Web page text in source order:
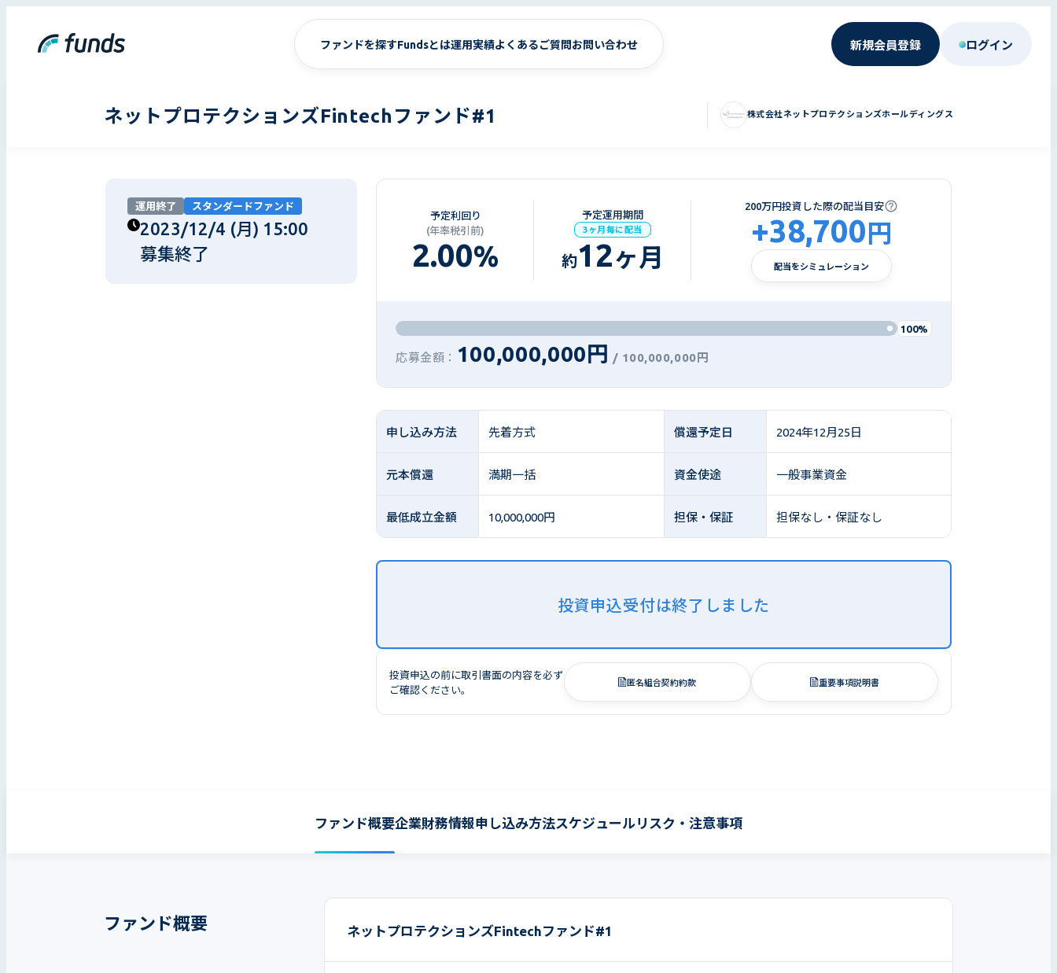
ファンドを探すFundsとは運用実績よくあるご質問お問い合わせ 新規会員登録 ログイン
ネットプロテクションズFintechファンド#1 株式会社ネットプロテクションズホールディングス
運用終了 スタンダードファンド
2023/12/4 (月) 15:00
募集終了
予定利回り
(年率税引前)
2.00%
予定運用期間
3ヶ月毎に配当
約12ヶ月
200万円投資した際の配当目安
+38,700 円
配当をシミュレーション
100%
応募金額： 100,000,000円 / 100,000,000円
申し込み方法 先着方式 償還予定日 2024年12月25日
元本償還 満期一括 資金使途 一般事業資金
最低成立金額 10,000,000円 担保・保証 担保なし・保証なし
投資申込受付は終了しました
投資申込の前に取引書面の内容を必ず
ご確認ください。
匿名組合契約約款 重要事項説明書
ファンド概要企業財務情報申し込み方法スケジュールリスク・注意事項
ファンド概要 ネットプロテクションズFintechファンド#1